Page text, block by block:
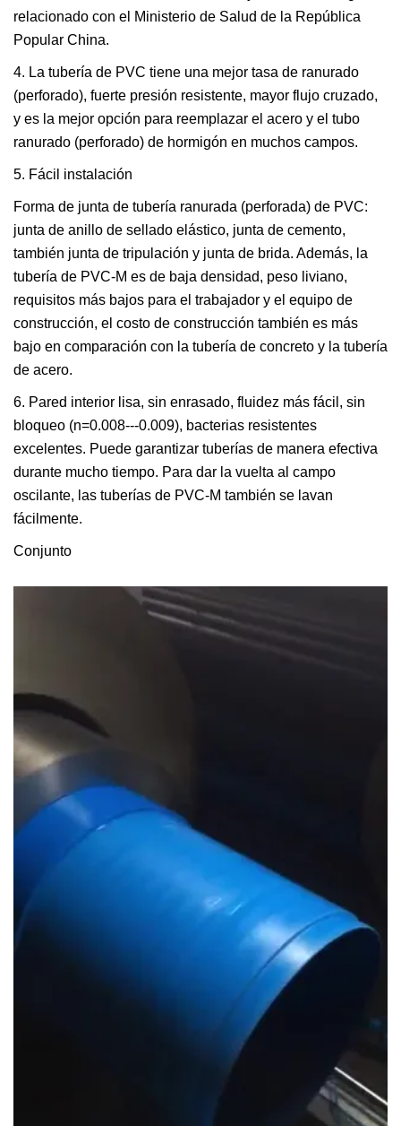
relacionado con el Ministerio de Salud de la República
Popular China.
4. La tubería de PVC tiene una mejor tasa de ranurado
(perforado), fuerte presión resistente, mayor flujo cruzado,
y es la mejor opción para reemplazar el acero y el tubo
ranurado (perforado) de hormigón en muchos campos.
5. Fácil instalación
Forma de junta de tubería ranurada (perforada) de PVC:
junta de anillo de sellado elástico, junta de cemento,
también junta de tripulación y junta de brida. Además, la
tubería de PVC-M es de baja densidad, peso liviano,
requisitos más bajos para el trabajador y el equipo de
construcción, el costo de construcción también es más
bajo en comparación con la tubería de concreto y la tubería
de acero.
6. Pared interior lisa, sin enrasado, fluidez más fácil, sin
bloqueo (n=0.008---0.009), bacterias resistentes
excelentes. Puede garantizar tuberías de manera efectiva
durante mucho tiempo. Para dar la vuelta al campo
oscilante, las tuberías de PVC-M también se lavan
fácilmente.
Conjunto